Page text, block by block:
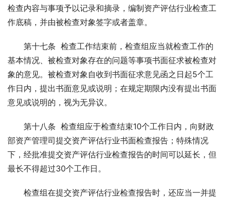
检查内容与事项予以记录和摘录，编制资产评估行业检查工
作底稿，并由被检查对象签字或者盖章。
第十七条  检查工作结束前，检查组应当就检查工作的
基本情况、被检查对象存在的问题等事项书面征求被检查对
象的意见。被检查对象自收到书面征求意见函之日起5个工
作日内，提出书面意见或说明；在规定期限内没有提出书面
意见或说明的，视为无异议。
第十八条  检查组应于检查结束10个工作日内，向财政
部资产管理司提交资产评估行业书面检查报告；特殊情况
下，经批准提交资产评估行业检查报告的时间可以延长，但
最长不得超过30个工作日。
检查组在提交资产评估行业检查报告时，还应当一并提